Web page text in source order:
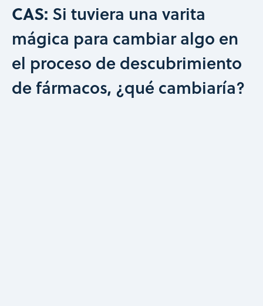
CAS: Si tuviera una varita
mágica para cambiar algo en
el proceso de descubrimiento
de fármacos, ¿qué cambiaría?